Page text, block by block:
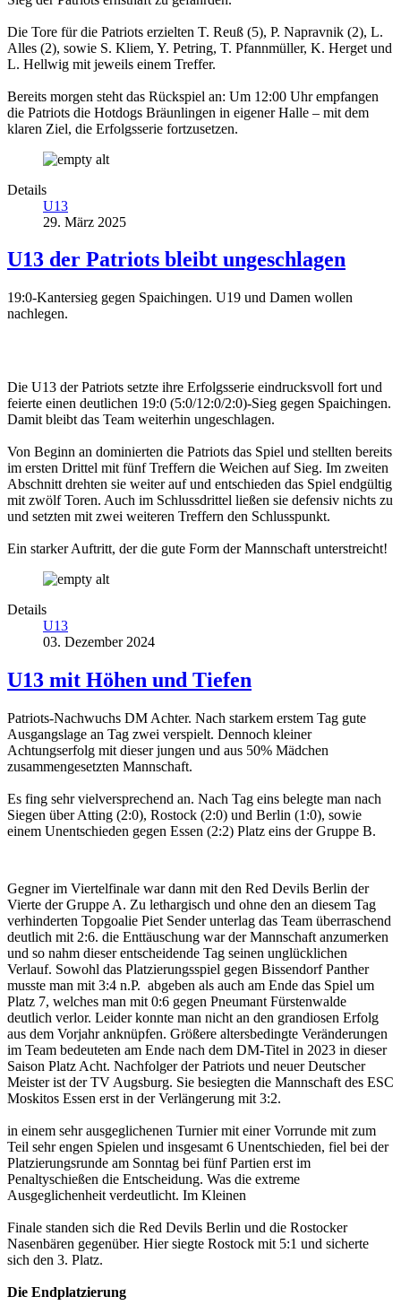
Die Tore für die Patriots erzielten T. Reuß (5), P. Napravnik (2), L.
Alles (2), sowie S. Kliem, Y. Petring, T. Pfannmüller, K. Herget und
L. Hellwig mit jeweils einem Treffer.
Bereits morgen steht das Rückspiel an: Um 12:00 Uhr empfangen
die Patriots die Hotdogs Bräunlingen in eigener Halle – mit dem
klaren Ziel, die Erfolgsserie fortzusetzen.
Details
U13
29. März 2025
U13 der Patriots bleibt ungeschlagen
19:0-Kantersieg gegen Spaichingen. U19 und Damen wollen
nachlegen.
Die U13 der Patriots setzte ihre Erfolgsserie eindrucksvoll fort und
feierte einen deutlichen 19:0 (5:0/12:0/2:0)-Sieg gegen Spaichingen.
Damit bleibt das Team weiterhin ungeschlagen.
Von Beginn an dominierten die Patriots das Spiel und stellten bereits
im ersten Drittel mit fünf Treffern die Weichen auf Sieg. Im zweiten
Abschnitt drehten sie weiter auf und entschieden das Spiel endgültig
mit zwölf Toren. Auch im Schlussdrittel ließen sie defensiv nichts zu
und setzten mit zwei weiteren Treffern den Schlusspunkt.
Ein starker Auftritt, der die gute Form der Mannschaft unterstreicht!
Details
U13
03. Dezember 2024
U13 mit Höhen und Tiefen
Patriots-Nachwuchs DM Achter. Nach starkem erstem Tag gute
Ausgangslage an Tag zwei verspielt. Dennoch kleiner
Achtungserfolg mit dieser jungen und aus 50% Mädchen
zusammengesetzten Mannschaft.
Es fing sehr vielversprechend an. Nach Tag eins belegte man nach
Siegen über Atting (2:0), Rostock (2:0) und Berlin (1:0), sowie
einem Unentschieden gegen Essen (2:2) Platz eins der Gruppe B.
Gegner im Viertelfinale war dann mit den Red Devils Berlin der
Vierte der Gruppe A. Zu lethargisch und ohne den an diesem Tag
verhinderten Topgoalie Piet Sender unterlag das Team überraschend
deutlich mit 2:6. die Enttäuschung war der Mannschaft anzumerken
und so nahm dieser entscheidende Tag seinen unglücklichen
Verlauf. Sowohl das Platzierungsspiel gegen Bissendorf Panther
musste man mit 3:4 n.P. abgeben als auch am Ende das Spiel um
Platz 7, welches man mit 0:6 gegen Pneumant Fürstenwalde
deutlich verlor. Leider konnte man nicht an den grandiosen Erfolg
aus dem Vorjahr anknüpfen. Größere altersbedingte Veränderungen
im Team bedeuteten am Ende nach dem DM-Titel in 2023 in dieser
Saison Platz Acht. Nachfolger der Patriots und neuer Deutscher
Meister ist der TV Augsburg. Sie besiegten die Mannschaft des ESC
Moskitos Essen erst in der Verlängerung mit 3:2.
in einem sehr ausgeglichenen Turnier mit einer Vorrunde mit zum
Teil sehr engen Spielen und insgesamt 6 Unentschieden, fiel bei der
Platzierungsrunde am Sonntag bei fünf Partien erst im
Penaltyschießen die Entscheidung. Was die extreme
Ausgeglichenheit verdeutlicht. Im Kleinen
Finale standen sich die Red Devils Berlin und die Rostocker
Nasenbären gegenüber. Hier siegte Rostock mit 5:1 und sicherte
sich den 3. Platz.
Die Endplatzierung